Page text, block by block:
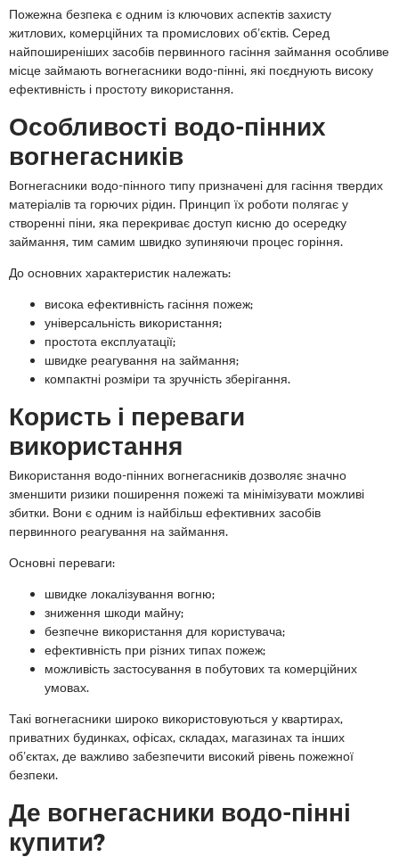
Пожежна безпека є одним із ключових аспектів захисту
житлових, комерційних та промислових об’єктів. Серед
найпоширеніших засобів первинного гасіння займання особливе
місце займають вогнегасники водо-пінні, які поєднують високу
ефективність і простоту використання.
Особливості водо-пінних
вогнегасників
Вогнегасники водо-пінного типу призначені для гасіння твердих
матеріалів та горючих рідин. Принцип їх роботи полягає у
створенні піни, яка перекриває доступ кисню до осередку
займання, тим самим швидко зупиняючи процес горіння.
До основних характеристик належать:
висока ефективність гасіння пожеж;
універсальність використання;
простота експлуатації;
швидке реагування на займання;
компактні розміри та зручність зберігання.
Користь і переваги
використання
Використання водо-пінних вогнегасників дозволяє значно
зменшити ризики поширення пожежі та мінімізувати можливі
збитки. Вони є одним із найбільш ефективних засобів
первинного реагування на займання.
Основні переваги:
швидке локалізування вогню;
зниження шкоди майну;
безпечне використання для користувача;
ефективність при різних типах пожеж;
можливість застосування в побутових та комерційних
умовах.
Такі вогнегасники широко використовуються у квартирах,
приватних будинках, офісах, складах, магазинах та інших
об’єктах, де важливо забезпечити високий рівень пожежної
безпеки.
Де вогнегасники водо-пінні
купити?